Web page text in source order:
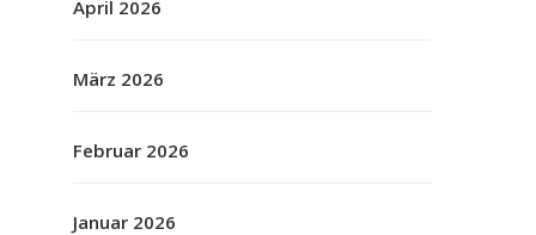
April 2026
März 2026
Februar 2026
Januar 2026